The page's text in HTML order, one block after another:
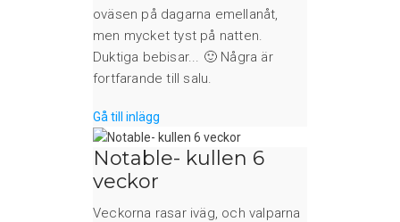
oväsen på dagarna emellanåt,
men mycket tyst på natten.
Duktiga bebisar... 🙂 Några är
fortfarande till salu.
Gå till inlägg
Notable- kullen 6
veckor
Veckorna rasar iväg, och valparna